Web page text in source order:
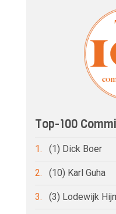
Top-100
1. (1) Dick Boer
2. (10) Karl Guha
3. (3) Lodewijk